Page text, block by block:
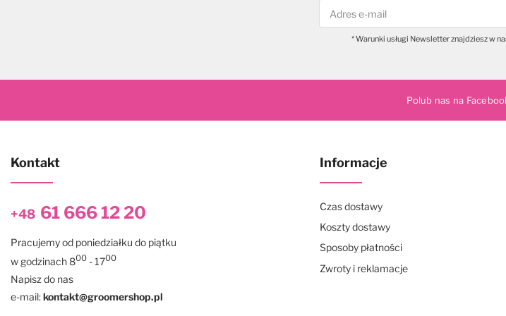
* Warunki usługi Newsletter znajdziesz w
Polub nas na
Kontakt
+48 61 666 12 20
Pracujemy od poniedziałku do piątku
w godzinach 800 - 1700
Napisz do nas
e-mail:kontakt@groomershop.pl
Informacje
Czas dostawy
Koszty dostawy
Sposoby płatności
Zwroty i reklamacje